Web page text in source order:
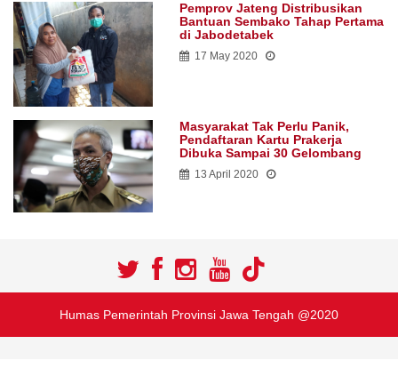
Pemprov Jateng Distribusikan
Bantuan Sembako Tahap Pertama
di Jabodetabek
17 May 2020
Masyarakat Tak Perlu Panik,
Pendaftaran Kartu Prakerja
Dibuka Sampai 30 Gelombang
13 April 2020
Humas Pemerintah Provinsi Jawa Tengah @2020